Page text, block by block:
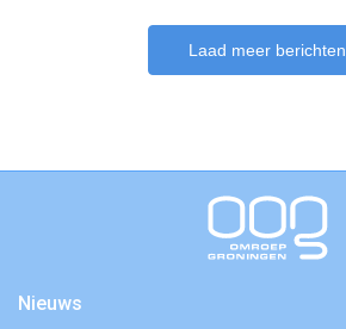
Laad meer berichten
Nieuws